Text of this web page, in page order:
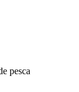
pesca